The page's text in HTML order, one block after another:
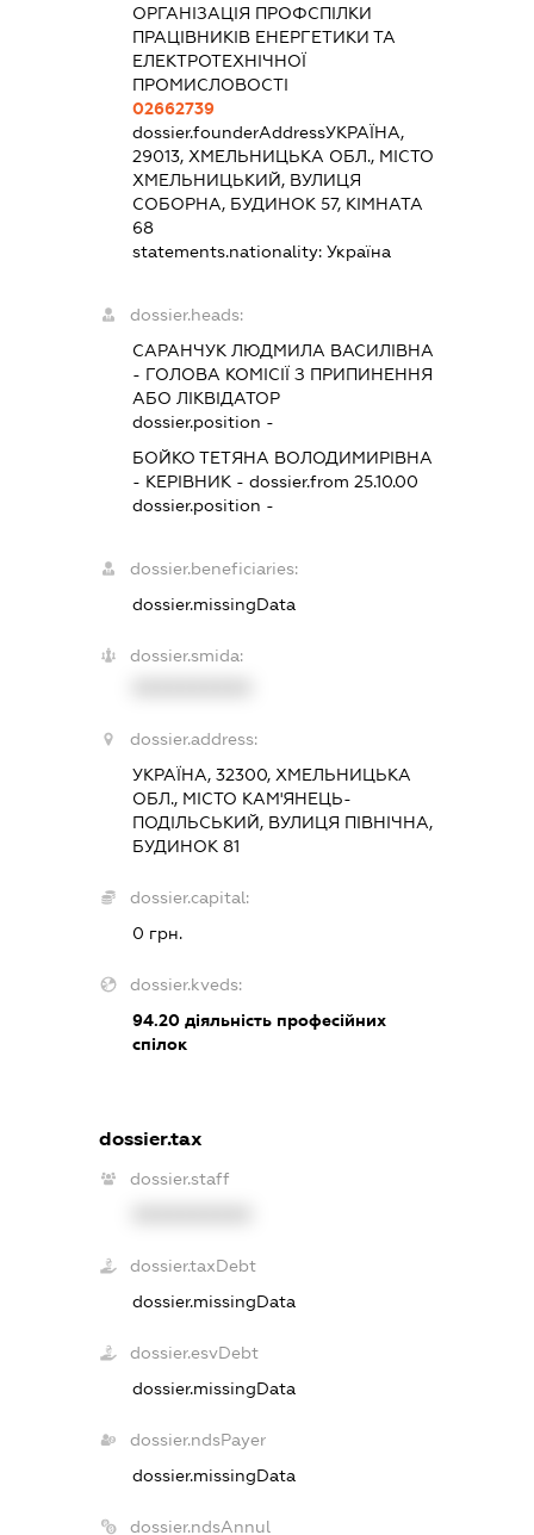
ОРГАНІЗАЦІЯ ПРОФСПІЛКИ
ПРАЦІВНИКІВ ЕНЕРГЕТИКИ ТА
ЕЛЕКТРОТЕХНІЧНОЇ
ПРОМИСЛОВОСТІ
02662739
dossier.founderAddressУКРАЇНА,
29013, ХМЕЛЬНИЦЬКА ОБЛ., МІСТО
ХМЕЛЬНИЦЬКИЙ, ВУЛИЦЯ
СОБОРНА, БУДИНОК 57, КІМНАТА
68
statements.nationality: Україна
dossier.heads:
САРАНЧУК ЛЮДМИЛА ВАСИЛІВНА
- ГОЛОВА КОМІСІЇ З ПРИПИНЕННЯ
АБО ЛІКВІДАТОР
dossier.position -
БОЙКО ТЕТЯНА ВОЛОДИМИРІВНА
- КЕРІВНИК - dossier.from 25.10.00
dossier.position -
dossier.beneficiaries:
dossier.missingData
dossier.smida:
dossier.address:
УКРАЇНА, 32300, ХМЕЛЬНИЦЬКА
ОБЛ., МІСТО КАМ'ЯНЕЦЬ-
ПОДІЛЬСЬКИЙ, ВУЛИЦЯ ПІВНІЧНА,
БУДИНОК 81
dossier.capital:
0 грн.
dossier.kveds:
94.20діяльність професійних
спілок
dossier.tax
dossier.staff
dossier.taxDebt
dossier.missingData
dossier.esvDebt
dossier.missingData
dossier.ndsPayer
dossier.missingData
dossier.ndsAnnul